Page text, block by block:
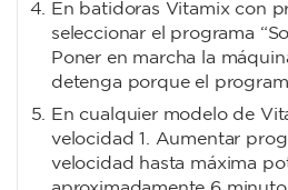
En batidoras Vitamix con
seleccionar el programa
Poner en marcha la
detenga porque el
En cualquier modelo de
velocidad 1. Aumentar
velocidad hasta máxima